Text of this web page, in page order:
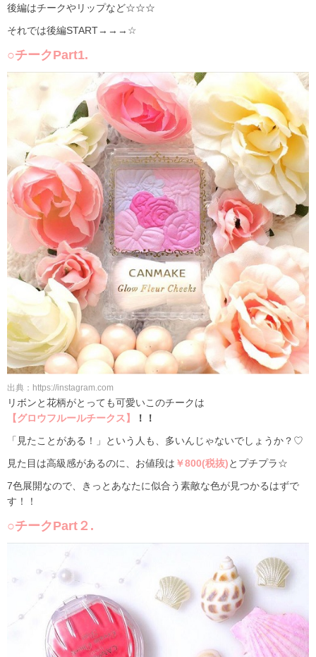
後編はチークやリップなど☆☆☆
それでは後編START→→→☆
○チークPart1.
出典：https://instagram.com
リボンと花柄がとっても可愛いこのチークは
【グロウフルールチークス】
！！
「見たことがある！」という人も、多いんじゃないでしょうか？♡
見た目は高級感があるのに、お値段は ￥800(税抜)とプチプラ☆
7色展開なので、きっとあなたに似合う素敵な色が見つかるはずで
す！！
○チークPart２.